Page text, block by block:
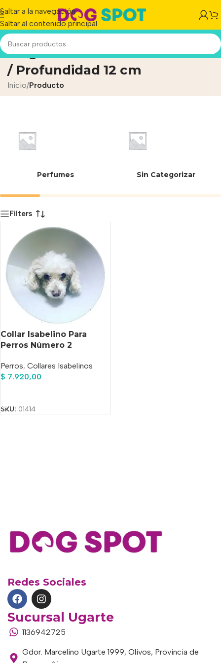
Saltar a la navegación
Saltar al contenido principal
Largo Circunferencia 31/33 cm
/ Profundidad 12 cm
Inicio/Producto
Perfumes Sin Categorizar
Filters
Collar Isabelino Para
Perros Número 2
Perros, Collares Isabelinos
$ 7.920,00
SKU: 01414
Redes Sociales
Sucursal Ugarte
1136942725
Gdor. Marcelino Ugarte 1999, Olivos, Provincia de